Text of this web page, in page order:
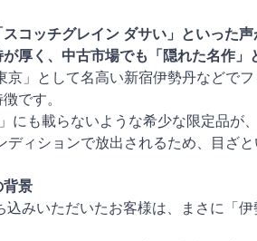
コッチグレイン ダサい」といった
厚く、中古市場でも「隠れた名作」
」として名高い新宿伊勢丹などで
です。
にも載らないような希少な限定品が
ィションで放出されるため、目ざ
景
みいただいたお客様は、まさに「